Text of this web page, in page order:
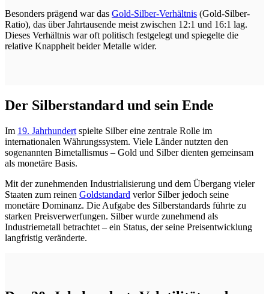
Besonders prägend war das Gold-Silber-Verhältnis (Gold-Silber-
Ratio), das über Jahrtausende meist zwischen 12:1 und 16:1 lag.
Dieses Verhältnis war oft politisch festgelegt und spiegelte die
relative Knappheit beider Metalle wider.
Der Silberstandard und sein Ende
Im 19. Jahrhundert spielte Silber eine zentrale Rolle im
internationalen Währungssystem. Viele Länder nutzten den
sogenannten Bimetallismus – Gold und Silber dienten gemeinsam
als monetäre Basis.
Mit der zunehmenden Industrialisierung und dem Übergang vieler
Staaten zum reinen Goldstandard verlor Silber jedoch seine
monetäre Dominanz. Die Aufgabe des Silberstandards führte zu
starken Preisverwerfungen. Silber wurde zunehmend als
Industriemetall betrachtet – ein Status, der seine Preisentwicklung
langfristig veränderte.